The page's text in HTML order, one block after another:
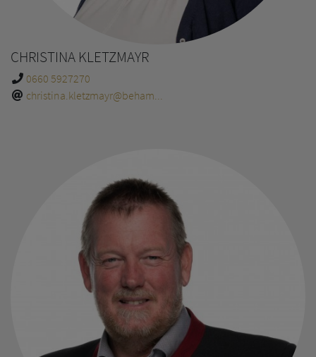
CHRISTINA KLETZMAYR
0660 5927270
christina.kletzmayr@beham...